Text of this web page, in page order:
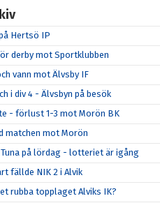
Hertsö IP
derby mot Sportklubben
vann mot Älvsby IF
i div 4 - Älvsbyn på besök
- förlust 1-3 mot Morön BK
matchen mot Morön
på lördag - lotteriet är igång
fällde NIK 2 i Alvik
rubba topplaget Alviks IK?